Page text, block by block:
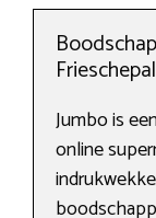
Jumbo is
online